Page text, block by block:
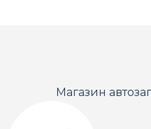
Магазин